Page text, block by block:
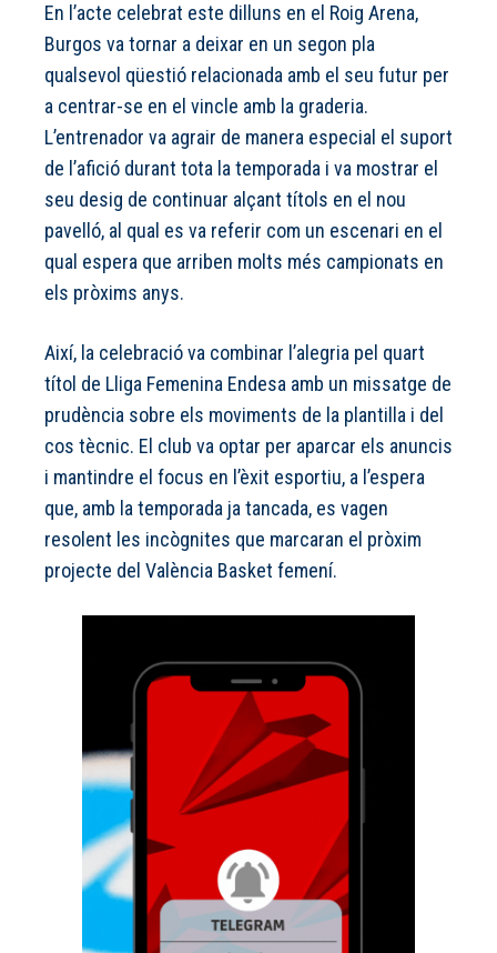
En l’acte celebrat este dilluns en el Roig Arena,
Burgos va tornar a deixar en un segon pla
qualsevol qüestió relacionada amb el seu futur per
a centrar-se en el vincle amb la graderia.
L’entrenador va agrair de manera especial el suport
de l’afició durant tota la temporada i va mostrar el
seu desig de continuar alçant títols en el nou
pavelló, al qual es va referir com un escenari en el
qual espera que arriben molts més campionats en
els pròxims anys.
Així, la celebració va combinar l’alegria pel quart
títol de Lliga Femenina Endesa amb un missatge de
prudència sobre els moviments de la plantilla i del
cos tècnic. El club va optar per aparcar els anuncis
i mantindre el focus en l’èxit esportiu, a l’espera
que, amb la temporada ja tancada, es vagen
resolent les incògnites que marcaran el pròxim
projecte del València Basket femení.